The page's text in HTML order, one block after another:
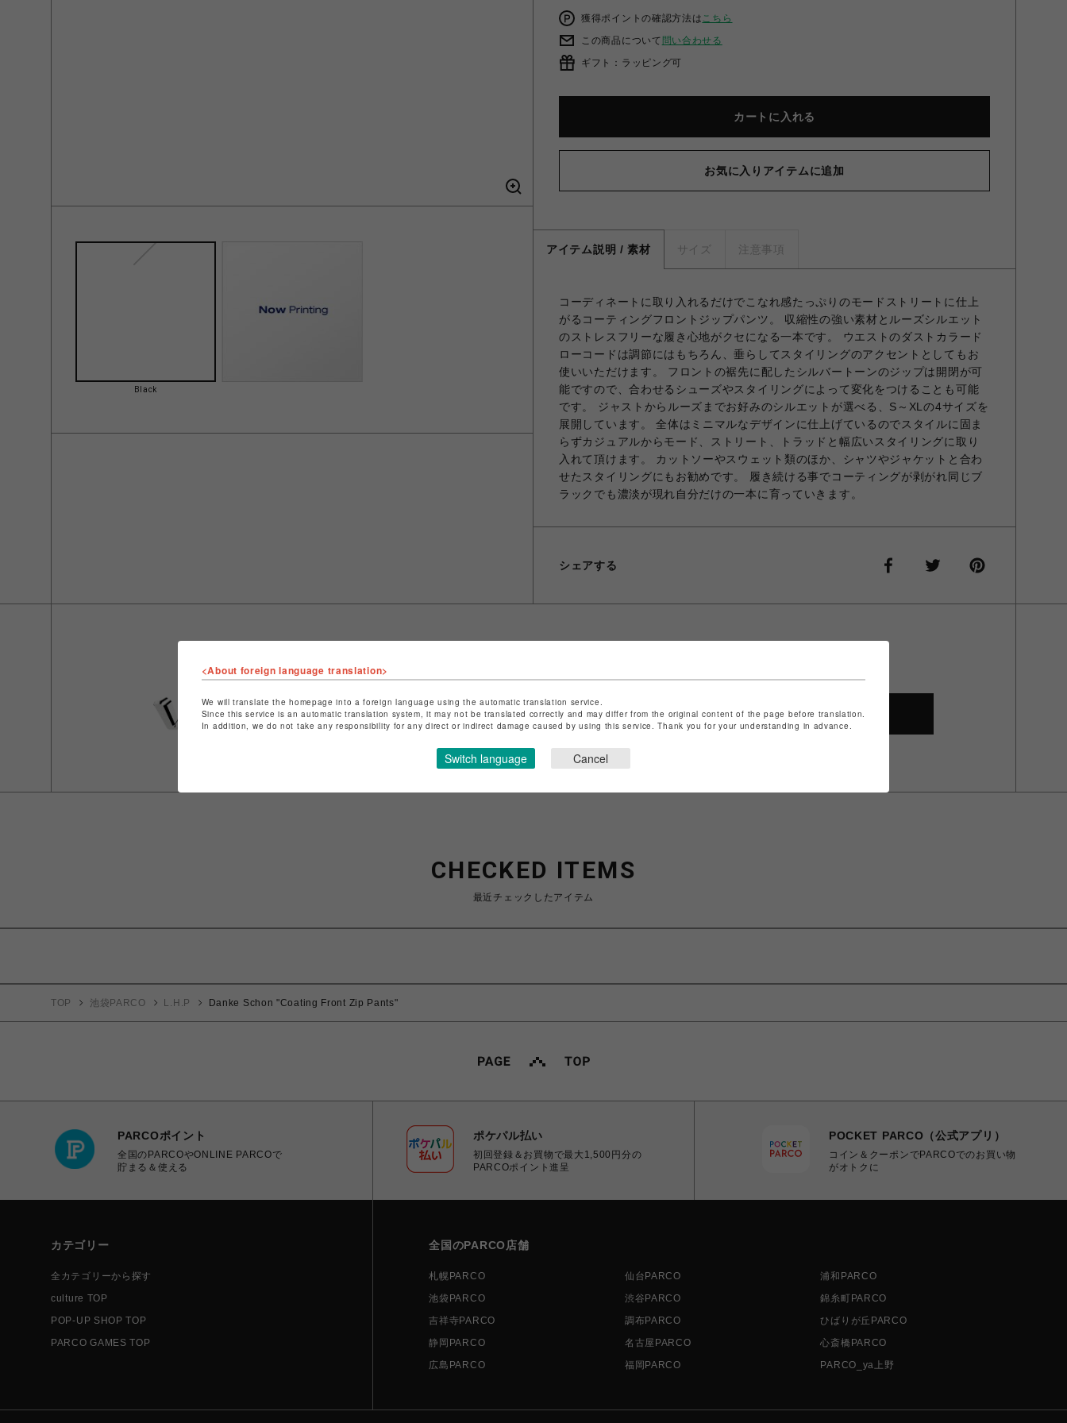
Black
獲得ポイントの確認方法はこちら
この商品について 問い合わせる
ギフト：ラッピング可
カートに入れる
お気に入りアイテムに追加
アイテム説明 / 素材 サイズ 注意事項
コーディネートに取り入れるだけでこなれ感たっぷりのモードストリートに仕上
がるコーティングフロントジップパンツ。 収縮性の強い素材とルーズシルエット
のストレスフリーな履き心地がクセになる一本です。 ウエストのダストカラード
ローコードは調節にはもちろん、垂らしてスタイリングのアクセントとしてもお
使いいただけます。 フロントの裾先に配したシルバートーンのジップは開閉が可
能ですので、合わせるシューズやスタイリングによって変化をつけることも可能
です。 ジャストからルーズまでお好みのシルエットが選べる、S～XLの4サイズを
展開しています。 全体はミニマルなデザインに仕上げているのでスタイルに固ま
らずカジュアルからモード、ストリート、トラッドと幅広いスタイリングに取り
入れて頂けます。 カットソーやスウェット類のほか、シャツやジャケットと合わ
せたスタイリングにもお勧めです。 履き続ける事でコーティングが剥がれ同じブ
ラックでも濃淡が現れ自分だけの一本に育っていきます。
シェアする
ショップ名
L.H.P
店舗名
池袋PARCO
特定商取引法など法令に基づく表記はこちら
ショップお問い合わせはこちら
SHOP TOP
CHECKED ITEMS
最近チェックしたアイテム
TOP 池袋PARCO L.H.P Danke Schon "Coating Front Zip Pants"
PARCOポイント
全国のPARCOやONLINE PARCOで
貯まる＆使える
ポケパル払い
初回登録＆お買物で最大1,500円分の
PARCOポイント進呈
POCKET PARCO（公式アプリ）
コイン＆クーポンでPARCOでのお買い物
がオトクに
カテゴリー
全カテゴリーから探す
culture TOP
POP-UP SHOP TOP
PARCO GAMES TOP
全国のPARCO店舗
札幌PARCO 仙台PARCO
浦和PARCO
池袋PARCO
渋谷PARCO
錦糸町PARCO
吉祥寺PARCO
調布PARCO
ひばりが丘PARCO
静岡PARCO
名古屋PARCO
心斎橋PARCO
広島PARCO
福岡PARCO PARCO_ya上野
<About foreign language translation>
We will translate the homepage into a foreign language using the automatic translation service.
Since this service is an automatic translation system, it may not be translated correctly and may differ from the original content of the page before translation.
In addition, we do not take any responsibility for any direct or indirect damage caused by using this service. Thank you for your understanding in advance.
Switch language Cancel